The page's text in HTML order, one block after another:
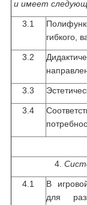
и имеет
3.1
гибкого,
3.2
3.3
3.4
4.
4.1
В
для